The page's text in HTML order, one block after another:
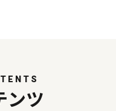
ンツ